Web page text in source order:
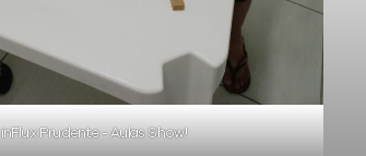
inFlux Prudente - Aulas Show!